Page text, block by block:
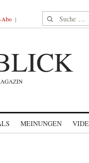
Abo Suche nach:
MEINUNGEN